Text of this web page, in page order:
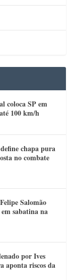
coloca SP em
100 km/h
chapa pura
no combate
Salomão
sabatina na
por Ives
aponta riscos da